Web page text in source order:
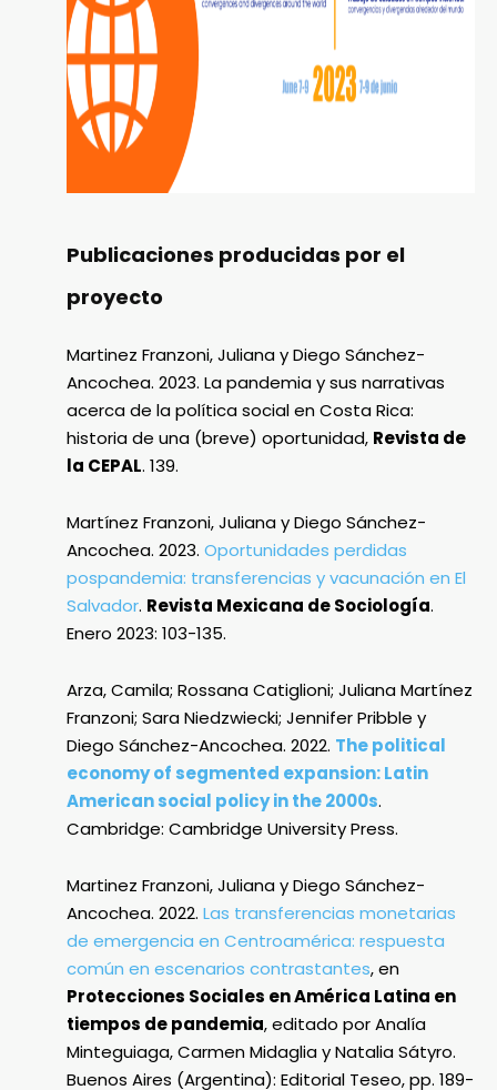
Publicaciones producidas por el
proyecto
Martinez Franzoni, Juliana y Diego Sánchez-
Ancochea. 2023. La pandemia y sus narrativas
acerca de la política social en Costa Rica:
historia de una (breve) oportunidad, Revista de
la CEPAL. 139.
Martínez Franzoni, Juliana y Diego Sánchez-
Ancochea. 2023. Oportunidades perdidas
pospandemia: transferencias y vacunación en El
Salvador. Revista Mexicana de Sociología.
Enero 2023: 103-135.
Arza, Camila; Rossana Catiglioni; Juliana Martínez
Franzoni; Sara Niedzwiecki; Jennifer Pribble y
Diego Sánchez-Ancochea. 2022. The political
economy of segmented expansion: Latin
American social policy in the 2000s.
Cambridge: Cambridge University Press.
Martinez Franzoni, Juliana y Diego Sánchez-
Ancochea. 2022. Las transferencias monetarias
de emergencia en Centroamérica: respuesta
común en escenarios contrastantes, en
Protecciones Sociales en América Latina en
tiempos de pandemia, editado por Analía
Minteguiaga, Carmen Midaglia y Natalia Sátyro.
Buenos Aires (Argentina): Editorial Teseo, pp. 189-